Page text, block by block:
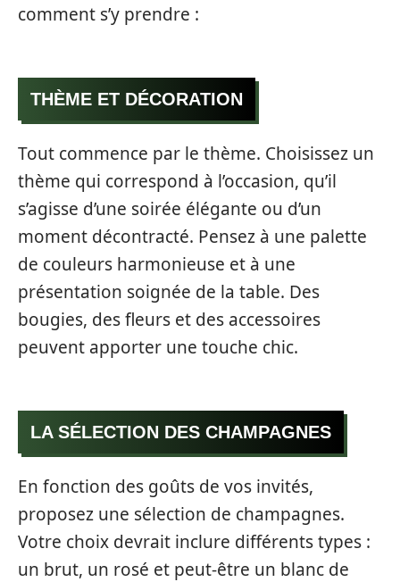
comment s’y prendre :
THÈME ET DÉCORATION
Tout commence par le thème. Choisissez un
thème qui correspond à l’occasion, qu’il
s’agisse d’une soirée élégante ou d’un
moment décontracté. Pensez à une palette
de couleurs harmonieuse et à une
présentation soignée de la table. Des
bougies, des fleurs et des accessoires
peuvent apporter une touche chic.
LA SÉLECTION DES CHAMPAGNES
En fonction des goûts de vos invités,
proposez une sélection de champagnes.
Votre choix devrait inclure différents types :
un brut, un rosé et peut-être un blanc de